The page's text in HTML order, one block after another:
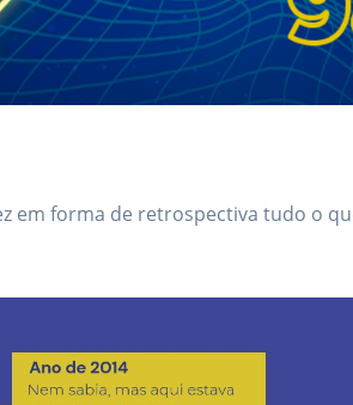
em forma de retrospectiva tudo o